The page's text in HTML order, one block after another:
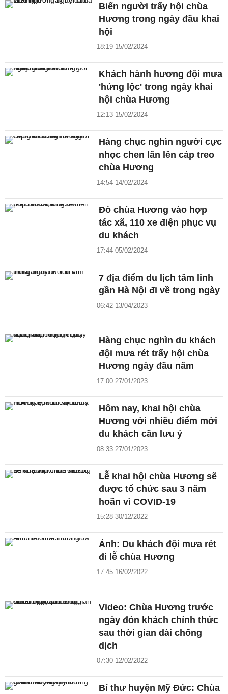
Biển người trẩy hội chùa
Hương trong ngày đầu khai
hội
18:19 15/02/2024
Khách hành hương đội mưa
'hứng lộc' trong ngày khai
hội chùa Hương
12:13 15/02/2024
Hàng chục nghìn người cực
nhọc chen lấn lên cáp treo
chùa Hương
14:54 14/02/2024
Đò chùa Hương vào hợp
tác xã, 110 xe điện phục vụ
du khách
17:44 05/02/2024
7 địa điểm du lịch tâm linh
gần Hà Nội đi về trong ngày
06:42 13/04/2023
Hàng chục nghìn du khách
đội mưa rét trẩy hội chùa
Hương ngày đầu năm
17:00 27/01/2023
Hôm nay, khai hội chùa
Hương với nhiều điểm mới
du khách cần lưu ý
08:33 27/01/2023
Lễ khai hội chùa Hương sẽ
được tổ chức sau 3 năm
hoãn vì COVID-19
15:28 30/12/2022
Ảnh: Du khách đội mưa rét
đi lễ chùa Hương
17:45 16/02/2022
Video: Chùa Hương trước
ngày đón khách chính thức
sau thời gian dài chống
dịch
07:30 12/02/2022
Bí thư huyện Mỹ Đức: Chùa